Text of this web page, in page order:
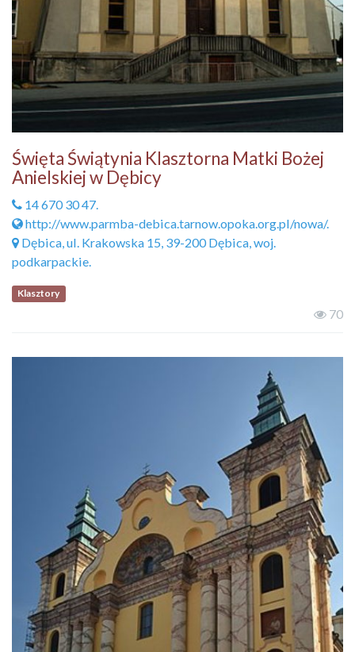
Święta Świątynia Klasztorna Matki Bożej
Anielskiej w Dębicy
14 670 30 47.
http://www.parmba-debica.tarnow.opoka.org.pl/nowa/.
Dębica, ul. Krakowska 15, 39-200 Dębica, woj.
podkarpackie.
Klasztory
70